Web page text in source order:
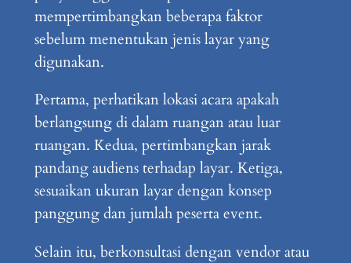
mempertimbangkan beberapa faktor
sebelum menentukan jenis layar yang
digunakan.
Pertama, perhatikan lokasi acara apakah
berlangsung di dalam ruangan atau luar
ruangan. Kedua, pertimbangkan jarak
pandang audiens terhadap layar. Ketiga,
sesuaikan ukuran layar dengan konsep
panggung dan jumlah peserta event.
Selain itu, berkonsultasi dengan vendor atau